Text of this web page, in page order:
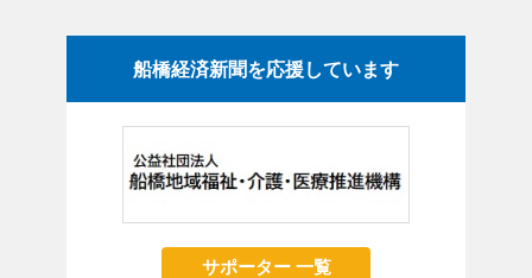
船橋経済新聞を応援しています
サポーター 一覧